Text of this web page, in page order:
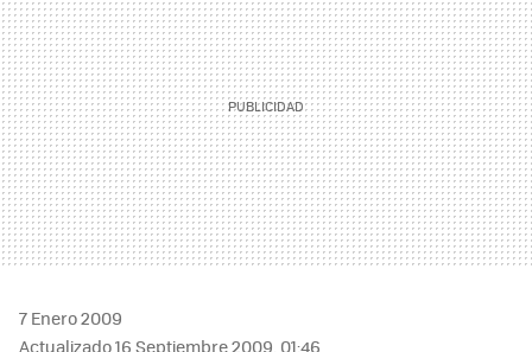
7 Enero 2009
Actualizado 16 Septiembre 2009, 01:46